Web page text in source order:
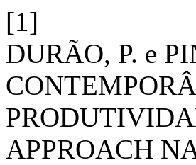
[1]
DURÃO, P. e
APPROACH